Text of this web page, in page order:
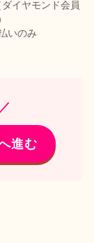
イヤモンド会員
いのみ
進む